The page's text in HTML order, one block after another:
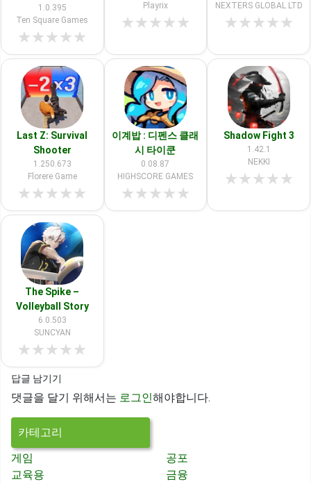
1.0.395
Ten Square Games
★★★★★
Playrix
★★★★★
NEXTERS GLOBAL LTD
★★★★★
Last Z: Survival
Shooter
1.250.673
Florere Game
★★★★★
이계밥 : 디펜스 클래
시 타이쿤
0.08.87
HIGHSCORE GAMES
★★★★★
Shadow Fight 3
1.42.1
NEKKI
★★★★★
The Spike –
Volleyball Story
6.0.503
SUNCYAN
★★★★★
답글 남기기
댓글을 달기 위해서는 로그인해야합니다.
카테고리
게임
공포
교육용
금융